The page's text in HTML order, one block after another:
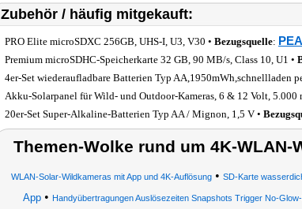
Zubehör / häufig mitgekauft:
PRO Elite microSDXC 256GB, UHS-I, U3, V30 • Bezugsquelle:
Premium microSDHC-Speicherkarte 32 GB, 90 MB/s, Class 10, U1 •
4er-Set wiederaufladbare Batterien Typ AA,1950mWh,schnellladen
Akku-Solarpanel für Wild- und Outdoor-Kameras, 6 & 12 Volt, 5.000
20er-Set Super-Alkaline-Batterien Typ AA / Mignon, 1,5 V •
Themen-Wolke rund um 4K-WLAN-
WLAN-Solar-Wildkameras mit App und 4K-Auflösung • SD-Karte
App • Handyübertragungen Auslösezeiten Snapshots Trigger No-